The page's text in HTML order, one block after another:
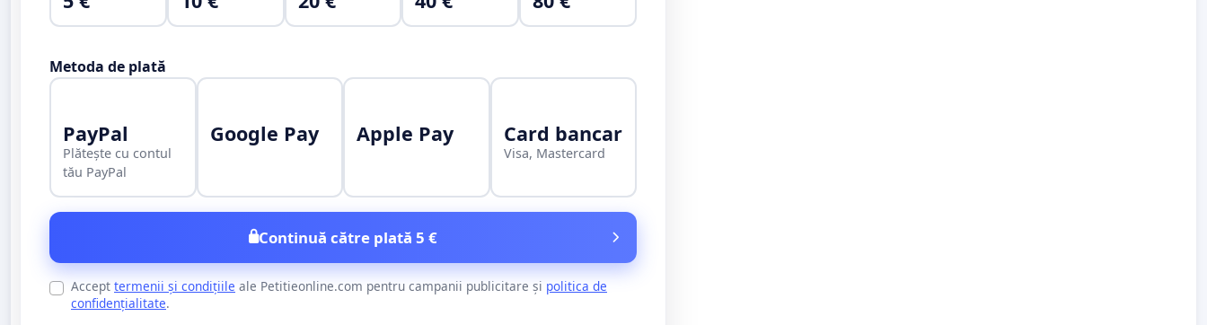
Metoda de plată
PayPal
Plătește cu contul
tău PayPal
Google Pay Apple Pay Card bancar
Visa, Mastercard
Continuă către plată 5 €
Accept termenii și condițiile ale Petitieonline.com pentru campanii publicitare și politica de
confidențialitate.